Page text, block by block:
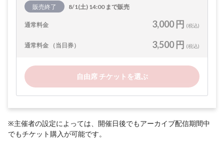
販売終了 8/1(土) 14:00 まで販売
通常料金 3,000 円 (税込)
通常料金 （当日券） 3,500 円 (税込)
自由席 チケットを選ぶ
※主催者の設定によっては、開催日後でもアーカイブ配信期間中
でもチケット購入が可能です。